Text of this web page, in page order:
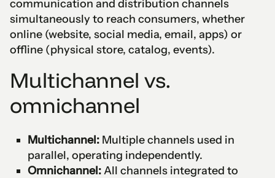
communication and distribution channels
simultaneously to reach consumers, whether
online (website, social media, email, apps) or
offline (physical store, catalog, events).
Multichannel vs.
omnichannel
Multichannel:Multiple channels used in
parallel, operating independently.
Omnichannel:All channels integrated to